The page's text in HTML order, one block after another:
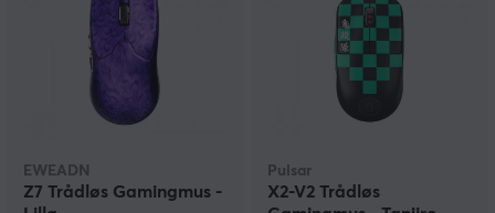
EWEADN
Z7 Trådløs Gamingmus -
Pulsar
X2-V2 Trådløs